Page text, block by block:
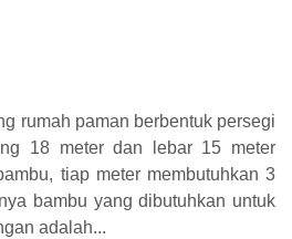
rumah paman berbentuk persegi
18 meter dan lebar 15 meter
tiap meter membutuhkan 3
bambu yang dibutuhkan untuk
adalah...